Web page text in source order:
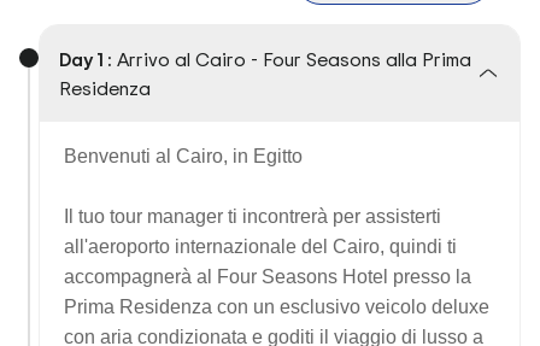
Day 1 : Arrivo al Cairo - Four Seasons alla Prima
Residenza
Benvenuti al Cairo, in Egitto
Il tuo tour manager ti incontrerà per assisterti
all'aeroporto internazionale del Cairo, quindi ti
accompagnerà al Four Seasons Hotel presso la
Prima Residenza con un esclusivo veicolo deluxe
con aria condizionata e goditi il viaggio di lusso a